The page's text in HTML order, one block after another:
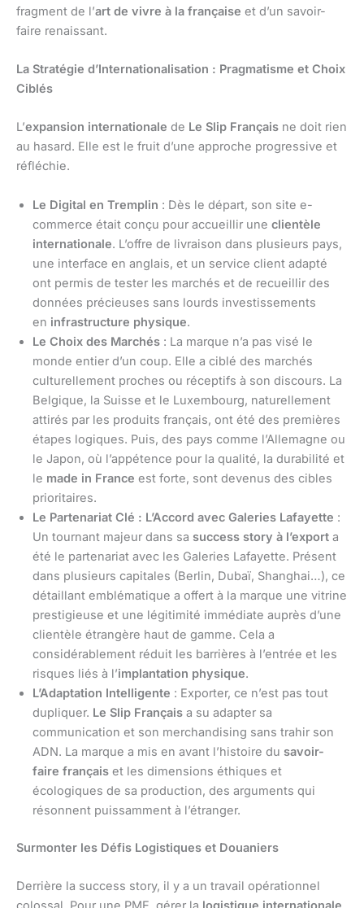
fragment de l’art de vivre à la française et d’un savoir-
faire renaissant.
La Stratégie d’Internationalisation : Pragmatisme et Choix
Ciblés
L’expansion internationale de Le Slip Français ne doit rien
au hasard. Elle est le fruit d’une approche progressive et
réfléchie.
Le Digital en Tremplin : Dès le départ, son site e-
commerce était conçu pour accueillir une clientèle
internationale. L’offre de livraison dans plusieurs pays,
une interface en anglais, et un service client adapté
ont permis de tester les marchés et de recueillir des
données précieuses sans lourds investissements
en infrastructure physique.
Le Choix des Marchés : La marque n’a pas visé le
monde entier d’un coup. Elle a ciblé des marchés
culturellement proches ou réceptifs à son discours. La
Belgique, la Suisse et le Luxembourg, naturellement
attirés par les produits français, ont été des premières
étapes logiques. Puis, des pays comme l’Allemagne ou
le Japon, où l’appétence pour la qualité, la durabilité et
le made in France est forte, sont devenus des cibles
prioritaires.
Le Partenariat Clé : L’Accord avec Galeries Lafayette :
Un tournant majeur dans sa success story à l’export a
été le partenariat avec les Galeries Lafayette. Présent
dans plusieurs capitales (Berlin, Dubaï, Shanghai…), ce
détaillant emblématique a offert à la marque une vitrine
prestigieuse et une légitimité immédiate auprès d’une
clientèle étrangère haut de gamme. Cela a
considérablement réduit les barrières à l’entrée et les
risques liés à l’implantation physique.
L’Adaptation Intelligente : Exporter, ce n’est pas tout
dupliquer. Le Slip Français a su adapter sa
communication et son merchandising sans trahir son
ADN. La marque a mis en avant l’histoire du savoir-
faire français et les dimensions éthiques et
écologiques de sa production, des arguments qui
résonnent puissamment à l’étranger.
Surmonter les Défis Logistiques et Douaniers
Derrière la success story, il y a un travail opérationnel